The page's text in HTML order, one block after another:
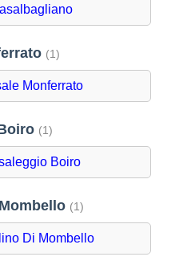
(1)
Monferrato
(1)
Boiro
(1)
Di Mombello